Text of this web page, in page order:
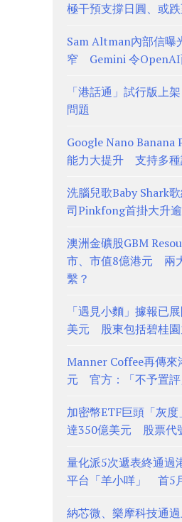
極干預支撐日圓、或
Sam Altman內部信曝
窄 Gemini 令OpenAI
「港話通」試行版上
問題
Google Nano Banana
能力大提升 支持多
洗腦兒歌Baby Shark
司Pinkfong首掛大升
澳洲金礦股GBM
市、市值8億港元 兩
繫？
「遇見小麵」據報已
美元 股東包括碧桂
Manner Coffee再傳來
元 官方：「不予置評
加密幣ETF巨頭「灰
達350億美元 股票代
量化派5次遞表終通過
平台「羊小咩」 首5
納芯微、樂摩科技通